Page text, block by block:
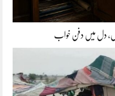
دل میں دفن خواب